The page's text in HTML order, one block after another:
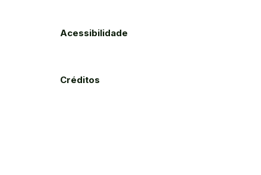
Acessibilidade
Créditos